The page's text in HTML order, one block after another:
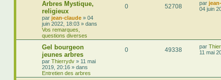
Arbres Mystique,
religieux
par jean-claude » 04
juin 2022, 18:03 » dans
Vos remarques,
questions diverses
0 52708 par
04 juin
Gel bourgeon
jeunes arbres
par Thierrydv » 11 mai
2019, 20:16 » dans
Entretien des arbres
0 49338 par
11 mai